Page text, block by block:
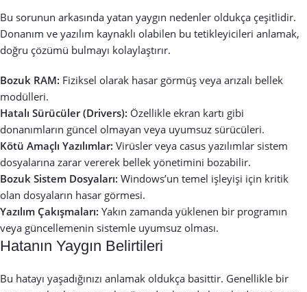
Bu sorunun arkasında yatan yaygın nedenler oldukça çeşitlidir.
Donanım ve yazılım kaynaklı olabilen bu tetikleyicileri anlamak,
doğru çözümü bulmayı kolaylaştırır.
Bozuk RAM: Fiziksel olarak hasar görmüş veya arızalı bellek
modülleri.
Hatalı Sürücüler (Drivers): Özellikle ekran kartı gibi
donanımların güncel olmayan veya uyumsuz sürücüleri.
Kötü Amaçlı Yazılımlar: Virüsler veya casus yazılımlar sistem
dosyalarına zarar vererek bellek yönetimini bozabilir.
Bozuk Sistem Dosyaları: Windows’un temel işleyişi için kritik
olan dosyaların hasar görmesi.
Yazılım Çakışmaları: Yakın zamanda yüklenen bir programın
veya güncellemenin sistemle uyumsuz olması.
Hatanın Yaygın Belirtileri
Bu hatayı yaşadığınızı anlamak oldukça basittir. Genellikle bir